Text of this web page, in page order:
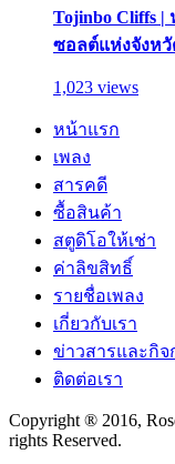
Tojinbo Cliffs
ซอลต์แห่งจังห
1,023 views
หน้าแรก
เพลง
สารคดี
ซื้อสินค้า
สตูดิโอให้เช่า
ค่าลิขสิทธิ์
รายชื่อเพลง
เกี่ยวกับเรา
ข่าวสารและกิจ
ติดต่อเรา
Copyright ® 2016,
rights Reserved.